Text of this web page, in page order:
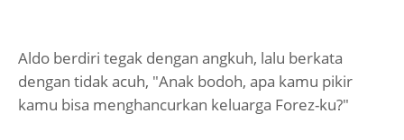
Aldo berdiri tegak dengan angkuh, lalu berkata
dengan tidak acuh, "Anak bodoh, apa kamu pikir
kamu bisa menghancurkan keluarga Forez-ku?"